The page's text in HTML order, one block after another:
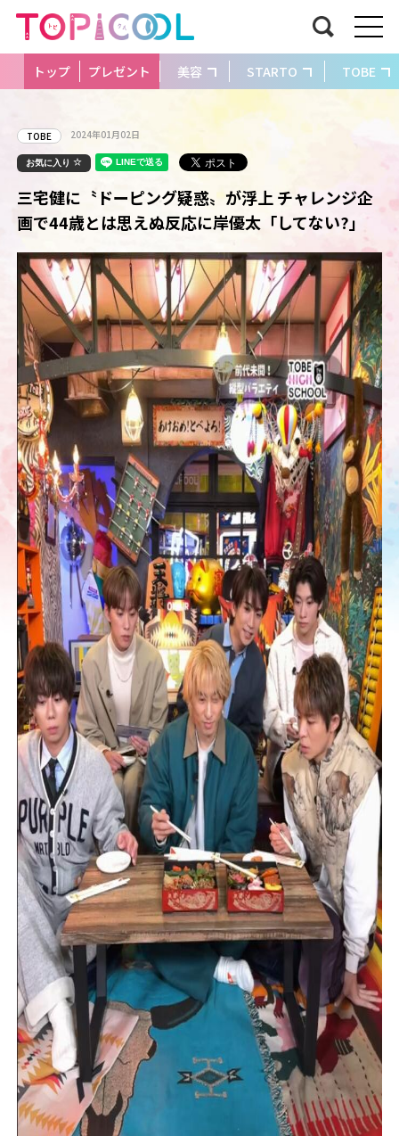
トップ プレゼント 美容 STARTO TOBE
TOBE 2024年01月02日
お気に入り
三宅健に〝ドーピング疑惑〟が浮上 チャレンジ企
画で44歳とは思えぬ反応に岸優太「してない?」